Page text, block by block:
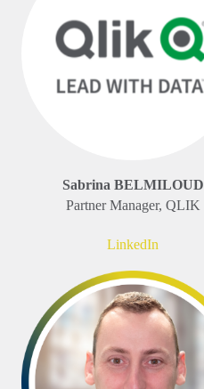
Sabrina BELMILOUD
Partner Manager, QLIK
LinkedIn